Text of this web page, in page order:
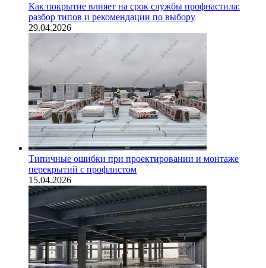
Как покрытие влияет на срок службы профнастила:
разбор типов и рекомендации по выбору
29.04.2026
Типичные ошибки при проектировании и монтаже
перекрытий с профлистом
15.04.2026